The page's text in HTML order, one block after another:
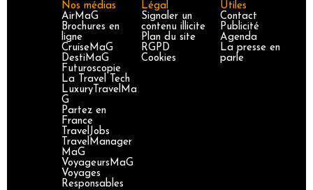
Nos médias
AirMaG
Brochures en
ligne
CruiseMaG
DestiMaG
Futuroscopie
La Travel Tech
LuxuryTravelMa
G
Partez en
France
TravelJobs
TravelManager
MaG
VoyageursMaG
Voyages
Responsables
Légal
Signaler un
contenu illicite
Plan du site
RGPD
Cookies
Utiles
Contact
Publicité
Agenda
La presse en
parle